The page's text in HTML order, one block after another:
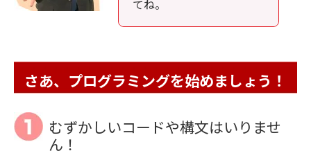
てね。
さあ、プログラミングを始めましょう！
むずかしいコードや構文はいりませ
ん！